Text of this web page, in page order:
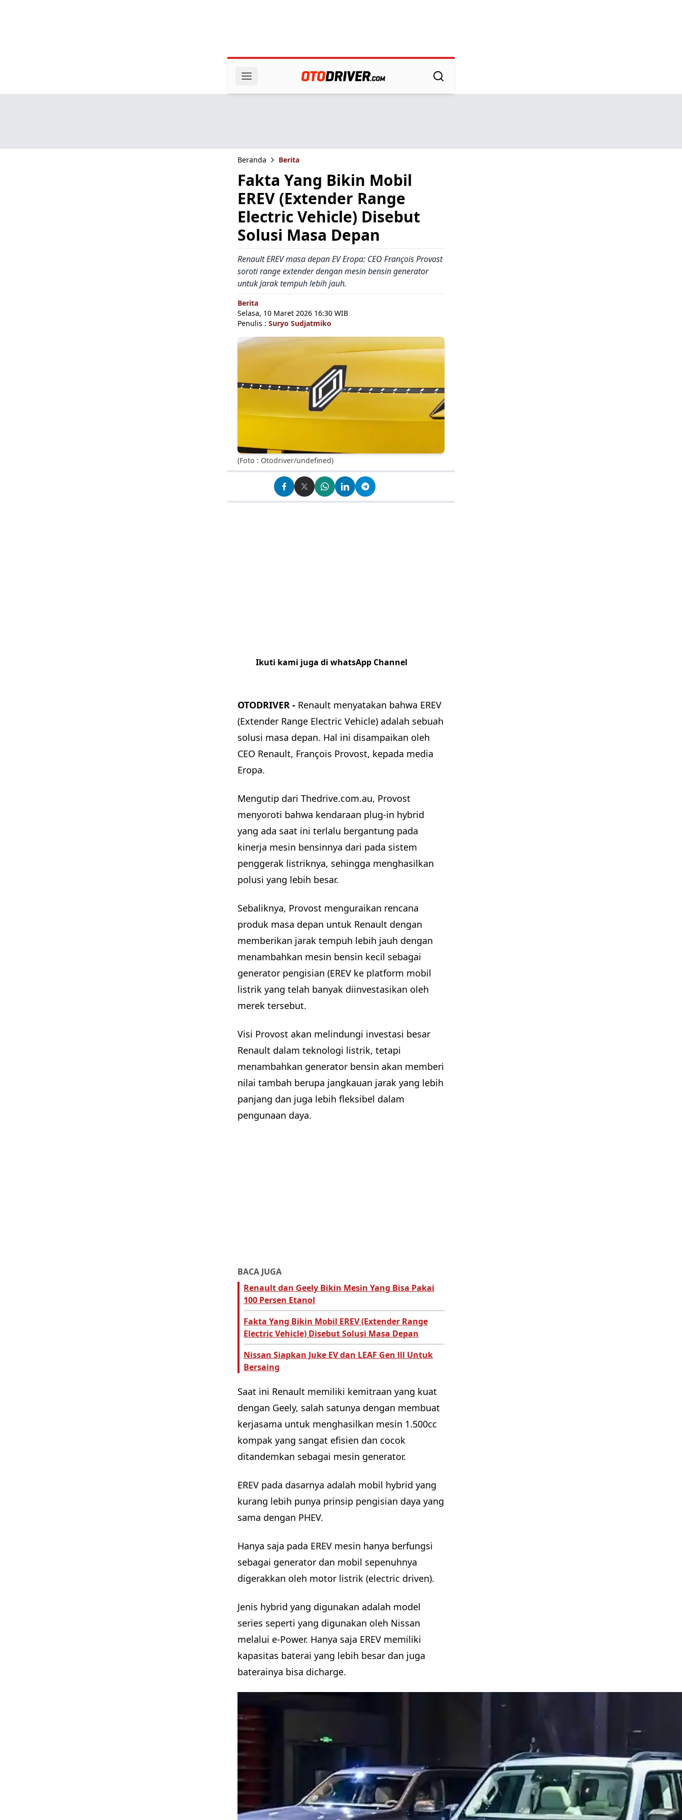
Beranda Berita
Fakta Yang Bikin Mobil
EREV (Extender Range
Electric Vehicle) Disebut
Solusi Masa Depan
Renault EREV masa depan EV Eropa: CEO François Provost
soroti range extender dengan mesin bensin generator
untuk jarak tempuh lebih jauh.
Berita
Selasa, 10 Maret 2026 16:30 WIB
Penulis : Suryo Sudjatmiko
(Foto : Otodriver/undefined)
Ikuti kami juga di whatsApp Channel
OTODRIVER - Renault menyatakan bahwa EREV
(Extender Range Electric Vehicle) adalah sebuah
solusi masa depan. Hal ini disampaikan oleh
CEO Renault, François Provost, kepada media
Eropa.
Mengutip dari Thedrive.com.au, Provost
menyoroti bahwa kendaraan plug-in hybrid
yang ada saat ini terlalu bergantung pada
kinerja mesin bensinnya dari pada sistem
penggerak listriknya, sehingga menghasilkan
polusi yang lebih besar.
Sebaliknya, Provost menguraikan rencana
produk masa depan untuk Renault dengan
memberikan jarak tempuh lebih jauh dengan
menambahkan mesin bensin kecil sebagai
generator pengisian (EREV ke platform mobil
listrik yang telah banyak diinvestasikan oleh
merek tersebut.
Visi Provost akan melindungi investasi besar
Renault dalam teknologi listrik, tetapi
menambahkan generator bensin akan memberi
nilai tambah berupa jangkauan jarak yang lebih
panjang dan juga lebih fleksibel dalam
pengunaan daya.
BACA JUGA
Renault dan Geely Bikin Mesin Yang Bisa Pakai
100 Persen Etanol
Fakta Yang Bikin Mobil EREV (Extender Range
Electric Vehicle) Disebut Solusi Masa Depan
Nissan Siapkan Juke EV dan LEAF Gen lll Untuk
Bersaing
Saat ini Renault memiliki kemitraan yang kuat
dengan Geely, salah satunya dengan membuat
kerjasama untuk menghasilkan mesin 1.500cc
kompak yang sangat efisien dan cocok
ditandemkan sebagai mesin generator.
EREV pada dasarnya adalah mobil hybrid yang
kurang lebih punya prinsip pengisian daya yang
sama dengan PHEV.
Hanya saja pada EREV mesin hanya berfungsi
sebagai generator dan mobil sepenuhnya
digerakkan oleh motor listrik (electric driven).
Jenis hybrid yang digunakan adalah model
series seperti yang digunakan oleh Nissan
melalui e-Power. Hanya saja EREV memiliki
kapasitas baterai yang lebih besar dan juga
baterainya bisa dicharge.